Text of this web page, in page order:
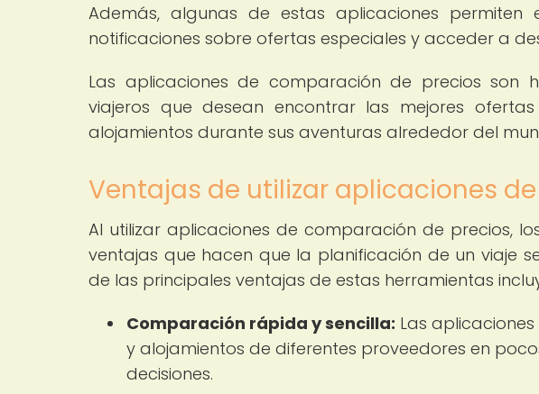
Además, algunas de estas aplicaciones permiten
notificaciones sobre ofertas especiales y acceder a
Las aplicaciones de comparación de precios son
viajeros que desean encontrar las mejores
alojamientos durante sus aventuras alrededor del
Ventajas de utilizar aplicaciones
Al utilizar aplicaciones de comparación de precios,
ventajas que hacen que la planificación de un viaje
de las principales ventajas de estas herramientas
Comparación rápida y sencilla: Las
y alojamientos de diferentes proveedores en
decisiones.